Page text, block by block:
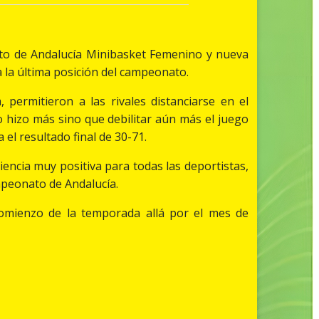
de Andalucía Minibasket Femenino y nueva
la última posición del campeonato.
permitieron a las rivales distanciarse en el
hizo más sino que debilitar aún más el juego
resultado final de 30-71.
muy positiva para todas las deportistas,
de Andalucía.
de la temporada allá por el mes de